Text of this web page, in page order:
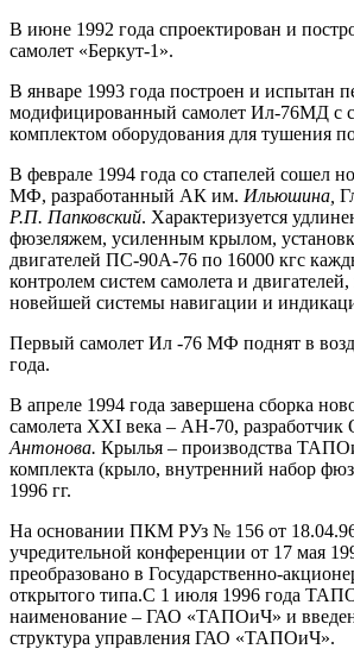
В июне 1992 года спроектирован и
самолет «Беркут-1».
В январе 1993 года построен и испытан
модифицированный самолет Ил-76МД с
комплектом оборудования для тушения
В феврале 1994 года со стапелей сошел
МФ, разработанный АК им. Ильюшина,
Р.П. Папковский. Характеризуется
фюзеляжем, усиленным крылом,
двигателей ПС-90А-76 по 16000 кгс
контролем систем самолета и
новейшей системы навигации и
Первый самолет Ил -76 МФ поднят в
года.
В апреле 1994 года завершена сборка
самолета XXI века – АН-70,
Антонова. Крылья – производства
комплекта (крыло, внутренний набор
1996 гг.
На основании ПКМ РУз № 156 от
учредительной конференции от 17 мая
преобразовано в Государственно-
открытого типа.С 1 июля 1996 года
наименование – ГАО «ТАПОиЧ» и
структура управления ГАО «ТАПОиЧ».